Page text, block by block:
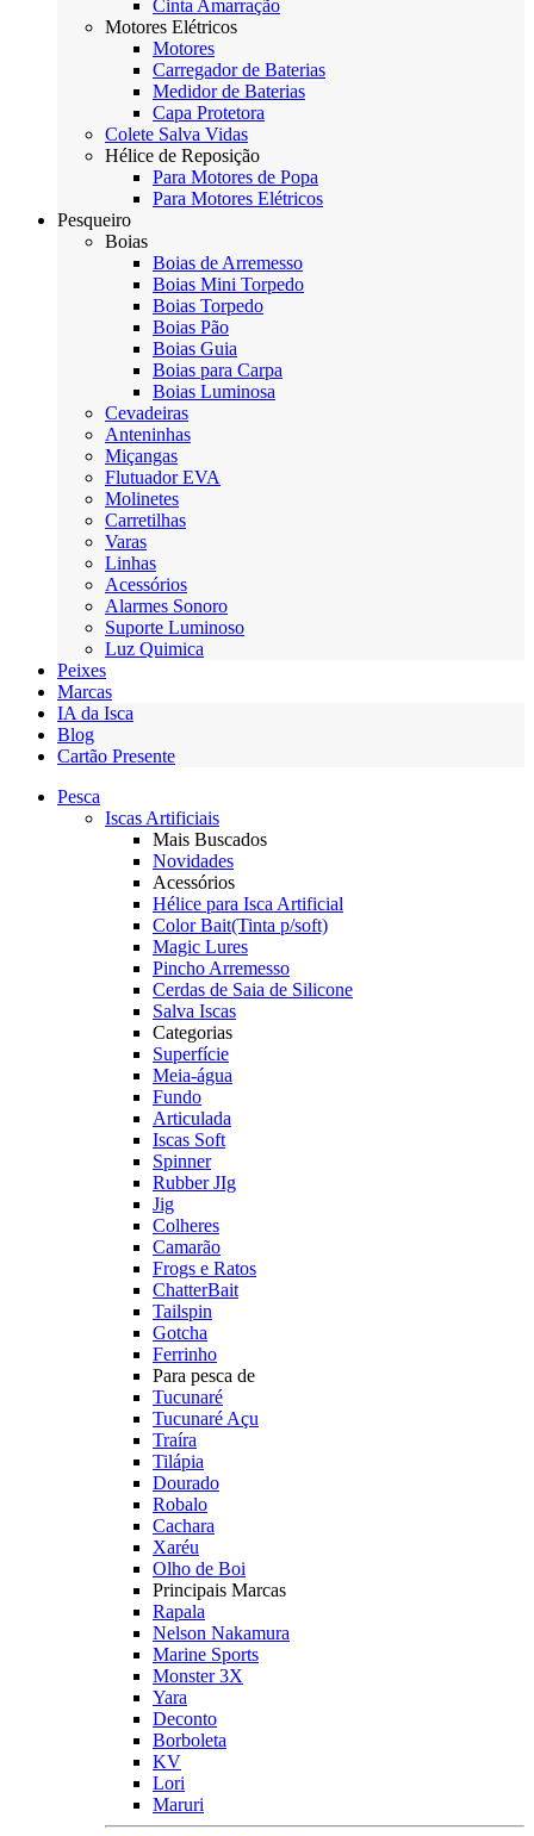
Cinta Amarração
Motores Elétricos
Motores
Carregador de Baterias
Medidor de Baterias
Capa Protetora
Colete Salva Vidas
Hélice de Reposição
Para Motores de Popa
Para Motores Elétricos
Pesqueiro
Boias
Boias de Arremesso
Boias Mini Torpedo
Boias Torpedo
Boias Pão
Boias Guia
Boias para Carpa
Boias Luminosa
Cevadeiras
Anteninhas
Miçangas
Flutuador EVA
Molinetes
Carretilhas
Varas
Linhas
Acessórios
Alarmes Sonoro
Suporte Luminoso
Luz Quimica
Peixes
Marcas
IA da Isca
Blog
Cartão Presente
Pesca
Iscas Artificiais
Mais Buscados
Novidades
Acessórios
Hélice para Isca Artificial
Color Bait(Tinta p/soft)
Magic Lures
Pincho Arremesso
Cerdas de Saia de Silicone
Salva Iscas
Categorias
Superfície
Meia-água
Fundo
Articulada
Iscas Soft
Spinner
Rubber JIg
Jig
Colheres
Camarão
Frogs e Ratos
ChatterBait
Tailspin
Gotcha
Ferrinho
Para pesca de
Tucunaré
Tucunaré Açu
Traíra
Tilápia
Dourado
Robalo
Cachara
Xaréu
Olho de Boi
Principais Marcas
Rapala
Nelson Nakamura
Marine Sports
Monster 3X
Yara
Deconto
Borboleta
KV
Lori
Maruri